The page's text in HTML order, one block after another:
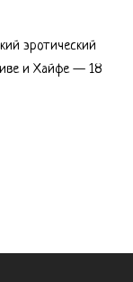
эротический
и Хайфе — 18